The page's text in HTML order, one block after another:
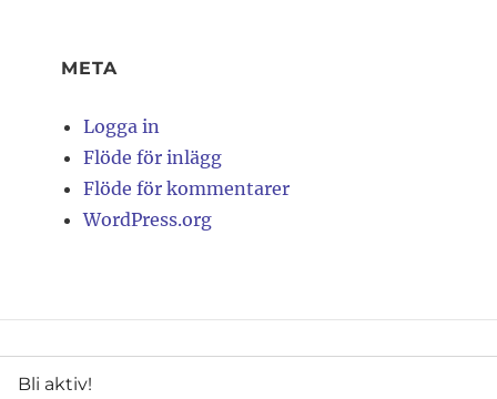
META
Logga in
Flöde för inlägg
Flöde för kommentarer
WordPress.org
Bli aktiv!